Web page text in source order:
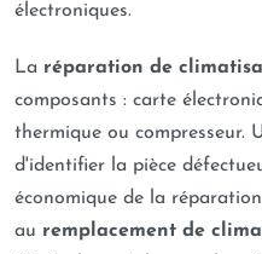
électroniques.
La réparation de
composants : carte
thermique ou compresseur.
d'identifier la pièce
économique de la
au remplacement de